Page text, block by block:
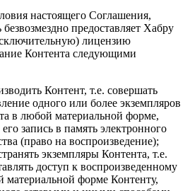
настоящего Соглашения,
безвозмездно предоставляет Хабру
лицензию
Контента следующими
Контент, т.е. совершать
одного или более экземпляров
в любой материальной форме,
запись в память электронного
(право на воспроизведение);
экземпляры Контента, т.е.
доступ к воспроизведенному
материальной форме Контенту,